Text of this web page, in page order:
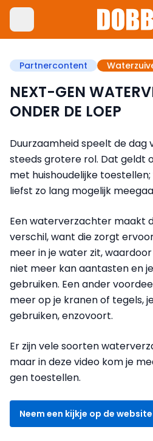
Partnercontent
NEXT-GEN
ONDER DE LOEP
Duurzaamheid speelt de dag
steeds grotere rol. Dat geldt
met huishoudelijke
liefst zo lang mogelijk
Een waterverzachter maakt
verschil, want die zorgt
meer in je water zit,
niet meer kan aantasten en
gebruiken. Een ander
meer op je kranen of tegels,
gebruiken, enzovoort.
Er zijn vele soorten
maar in deze video kom je
gen toestellen.
Neem een kijkje op de website